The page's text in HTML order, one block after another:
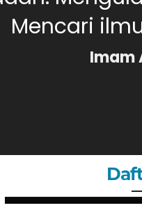
Mencari
Imam